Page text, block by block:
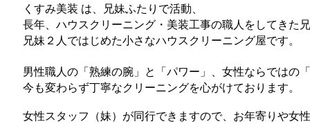
くすみ美装 は、兄妹ふたりで活動、
長年、ハウスクリーニング・美装工事の職人をしてきた
兄妹２人ではじめた小さなハウスクリーニング屋です。
男性職人の「熟練の腕」と「パワー」、女性ならではの
今も変わらず丁寧なクリーニングを心がけております。
女性スタッフ（妹）が同行できますので、お年寄りや女